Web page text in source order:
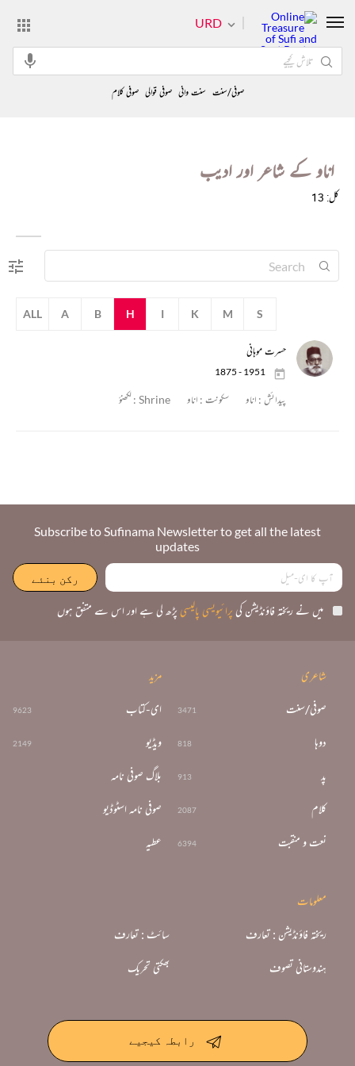
اناو کے شاعر اور ادیب
کل: 13
ALL A B H I K M S
حسرت موہانی
1875 - 1951
پیدائش : اناو سکونت : اناو Shrine : لکھنؤ
URD
صوفی/سنت سنت وانی صوفی قوالی صوفی کلام
Subscribe to Sufinama Newsletter to get all the latest
updates
میں نے ریختہ فاؤنڈیشن کی پرائیویسی پالیسی پڑھ لی ہے اور اس سے متفق ہوں
شاعری
صوفی/سنت 3471
دوہا 818
پد 913
کلام 2087
نعت و منقبت 6394
مزید
ای-کتاب 9623
ویڈیو 2149
بلاگ صوفی نامہ
صوفی نامہ اسٹوڈیو
عطیہ
معلومات
سائٹ : تعارف ریختہ فاؤنڈیشن : تعارف
بھکتی تحریک ہندوستانی تصوف
رابطہ کیجیے